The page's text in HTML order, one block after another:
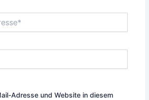
Adresse und Website in diesem